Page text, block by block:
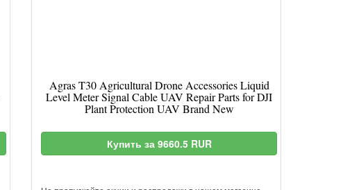
Agras T30 Agricultural Drone Accessories Liquid
Level Meter Signal Cable UAV Repair Parts for DJI
Plant Protection UAV Brand New
Купить за 9660.5 RUR